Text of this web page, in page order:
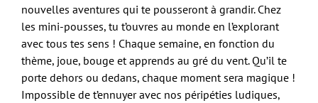
nouvelles aventures qui te pousseront à grandir. Chez
les mini-pousses, tu t’ouvres au monde en l’explorant
avec tous tes sens ! Chaque semaine, en fonction du
thème, joue, bouge et apprends au gré du vent. Qu’il te
porte dehors ou dedans, chaque moment sera magique !
Impossible de t’ennuyer avec nos péripéties ludiques,